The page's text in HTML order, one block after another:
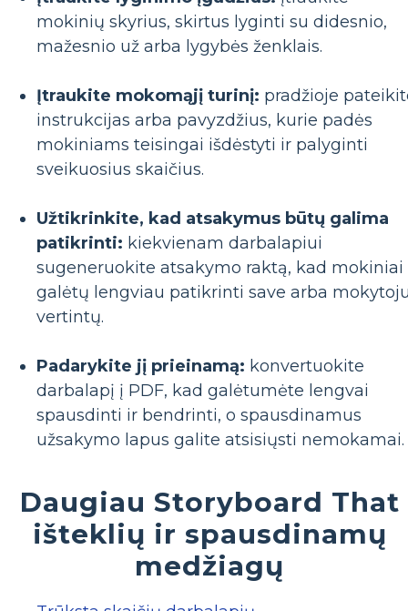
mokinių skyrius, skirtus lyginti su didesnio,
mažesnio už arba lygybės ženklais.
Įtraukite mokomąjį turinį: pradžioje
instrukcijas arba pavyzdžius, kurie padės
mokiniams teisingai išdėstyti ir palyginti
sveikuosius skaičius.
Užtikrinkite, kad atsakymus būtų galima
patikrinti: kiekvienam darbalapiui
sugeneruokite atsakymo raktą, kad mokiniai
galėtų lengviau patikrinti save arba
vertintų.
Padarykite jį prieinamą: konvertuokite
darbalapį į PDF, kad galėtumėte lengvai
spausdinti ir bendrinti, o spausdinamus
užsakymo lapus galite atsisiųsti nemokamai.
Daugiau Storyboard That
išteklių ir spausdinamų
medžiagų